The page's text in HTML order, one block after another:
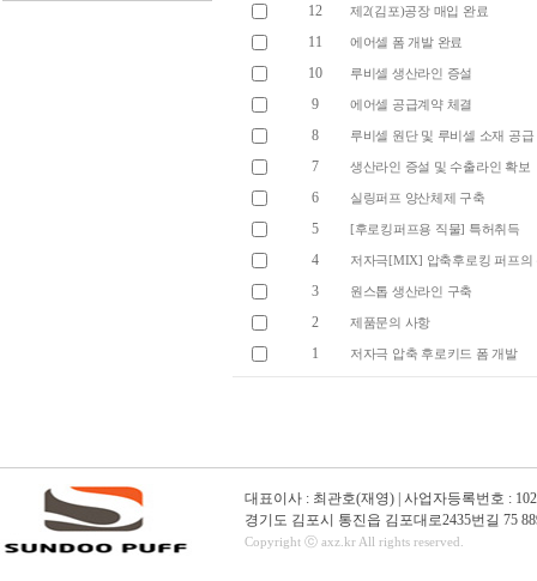
12 제2(김포)공장 매입 완료
11 에어셀 폼 개발 완료
10 루비셀 생산라인 증설
9 에어셀 공급계약 체결
8 루비셀 원단 및 루비셀 소재 공급
7 생산라인 증설 및 수출라인 확보
6 실링퍼프 양산체제 구축
5 [후로킹퍼프용 직물] 특허취득
4 저자극[MIX] 압축후로킹 퍼프의
3 원스톱 생산라인 구축
2 제품문의 사항
1 저자극 압축 후로키드 폼 개발
대표이사 : 최관호(재영) | 사업자등록번호 :
경기도 김포시 통진읍 김포대로2435번길 75
Copyright ⓒ axz.kr All rights reserved.